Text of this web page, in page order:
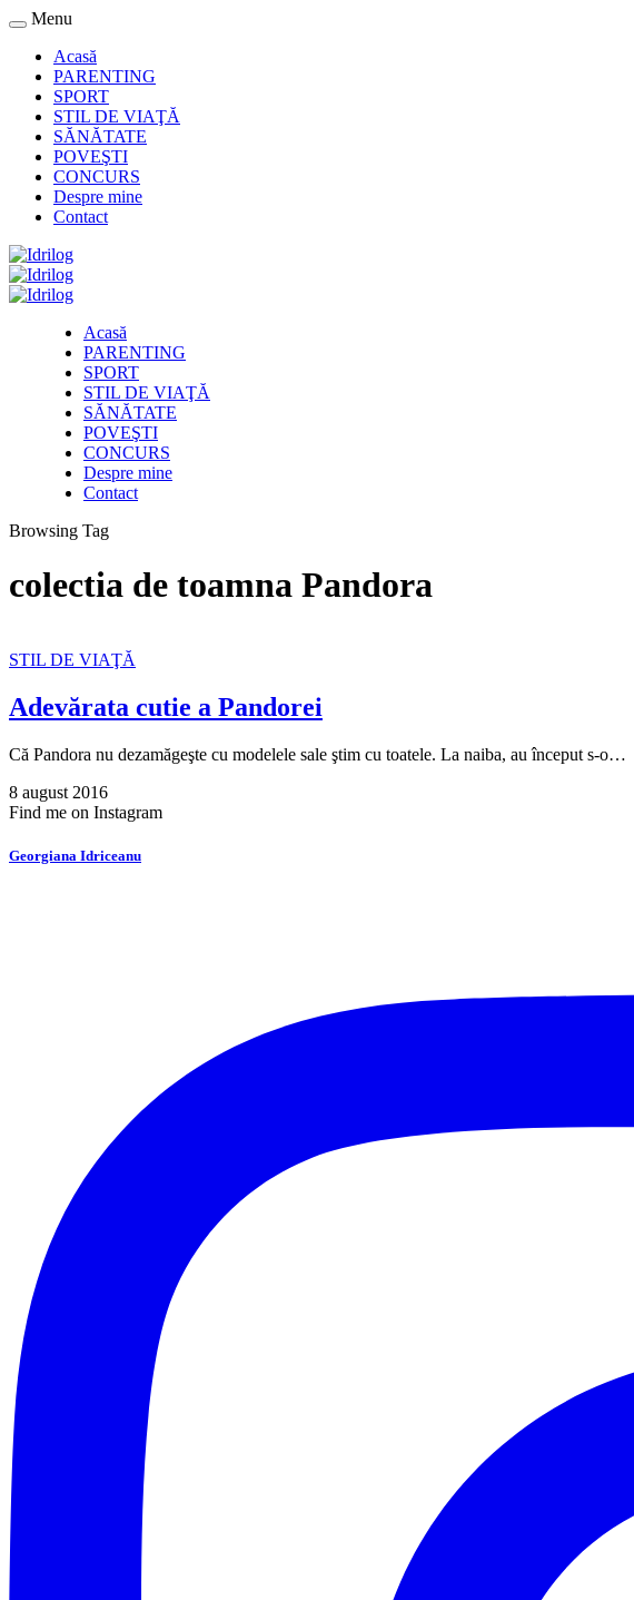
Menu
Acasă
PARENTING
SPORT
STIL DE VIAŢĂ
SĂNĂTATE
POVEŞTI
CONCURS
Despre mine
Contact
Acasă
PARENTING
SPORT
STIL DE VIAŢĂ
SĂNĂTATE
POVEŞTI
CONCURS
Despre mine
Contact
Browsing Tag
colectia de toamna Pandora
STIL DE VIAŢĂ
Adevărata cutie a Pandorei
Că Pandora nu dezamăgeşte cu modelele sale ştim cu toatele. La naiba, au început s-o…
8 august 2016
Find me on Instagram
Georgiana Idriceanu